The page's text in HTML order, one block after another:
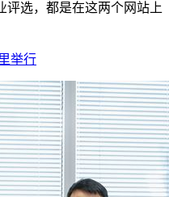
评选，都是在这两个网站上
举行